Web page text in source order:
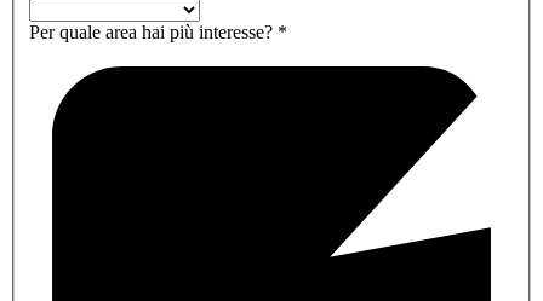
Per quale area hai più interesse? *